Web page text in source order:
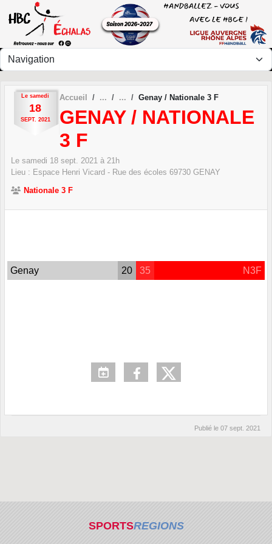
Le samedi
18
SEPT. 2021
Accueil Genay / Nationale 3 F
GENAY / NATIONALE
3 F
Le samedi 18 sept. 2021 à 21h
Lieu : Espace Henri Vicard - Rue des écoles 69730 GENAY
Nationale 3 F
Genay 20 35 N3F
Publié le 07 sept. 2021
SPORTSREGIONS
Panneau de gestion des cookies